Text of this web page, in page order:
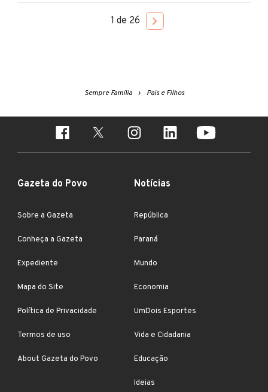
1 de 26
Sempre Família Pais e Filhos
Gazeta do Povo
Sobre a Gazeta
Conheça a Gazeta
Expediente
Mapa do Site
Política de Privacidade
Termos de uso
About Gazeta do Povo
Notícias
República
Paraná
Mundo
Economia
UmDois Esportes
Vida e Cidadania
Educação
Ideias